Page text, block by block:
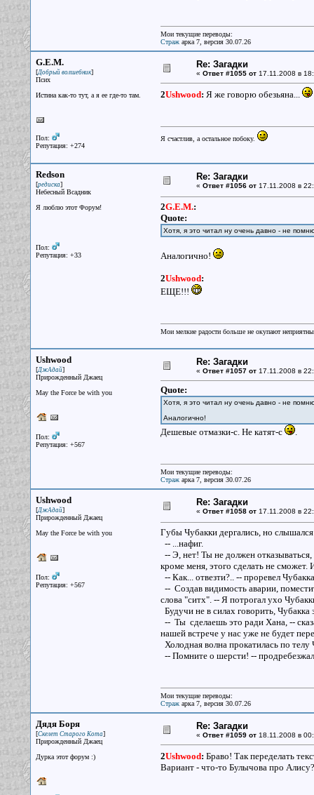
Мои текущие переводы:
Стражарка 7, версия 30.07.26
G.E.M.
[Добрый волшебник]
Псих
Истина как-то тут, а я ее где-то там.
Пол:
Репутация: +274
Re: Загадки
« Ответ #1055 от17.11.2008 в
2Ushwood: Я же говорю обезьяна...
Я счастлив, а остальное побоку.
Redson
[редиска]
Небесный Всадник
Я люблю этот Форум!
Пол:
Репутация: +33
Re: Загадки
« Ответ #1056 от17.11.2008 в
2G.E.M.:
Quote:
Хотя, я это читал ну очень давно - не
Аналогично!
2Ushwood:
ЕЩЕ!!!
Мои мелкие радости больше не окупают
Ushwood
[ДжАдай]
Прирожденный Джаец
May the Force be with you
Пол:
Репутация: +567
Re: Загадки
« Ответ #1057 от17.11.2008 в
Quote:
Хотя, я это читал ну очень давно - не
Аналогично!
Дешевые отмазки-с. Не катят-с .
Мои текущие переводы:
Стражарка 7, версия 30.07.26
Ushwood
[ДжАдай]
Прирожденный Джаец
May the Force be with you
Пол:
Репутация: +567
Re: Загадки
« Ответ #1058 от17.11.2008 в
Губы Чубакки дергались, но
-- ...нафиг.
-- Э, нет! Ты не должен
кроме меня, этого сделать не
-- Как... отвезти?.. -- проревел
-- Создав видимость аварии,
слова "ситх". -- Я потрогал ухо
Будучи не в силах говорить,
-- Ты сделаешь это ради Хана, --
нашей встрече у нас уже не будет
Холодная волна прокатилась по
-- Помните о шерсти! --
Мои текущие переводы:
Стражарка 7, версия 30.07.26
Дядя Боря
[Скелет Старого Кота]
Прирожденный Джаец
Дурка этот форум :)
Re: Загадки
« Ответ #1059 от18.11.2008 в
2Ushwood: Браво! Так переделать
Вариант - что-то Булычова про Алису?